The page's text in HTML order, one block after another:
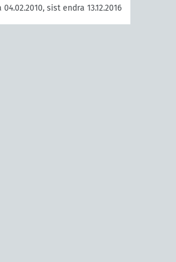
sist endra 13.12.2016